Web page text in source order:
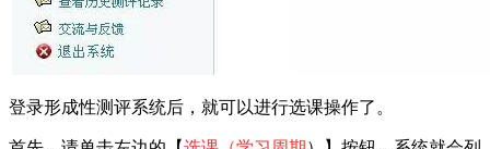
登录形成性测评系统后，就可以进行选课操作了。